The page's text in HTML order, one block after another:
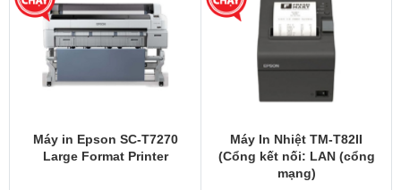
Máy in Epson SC-T7270
Large Format Printer
Máy In Nhiệt TM-T82II
(Cổng kết nối: LAN (cổng
mạng)